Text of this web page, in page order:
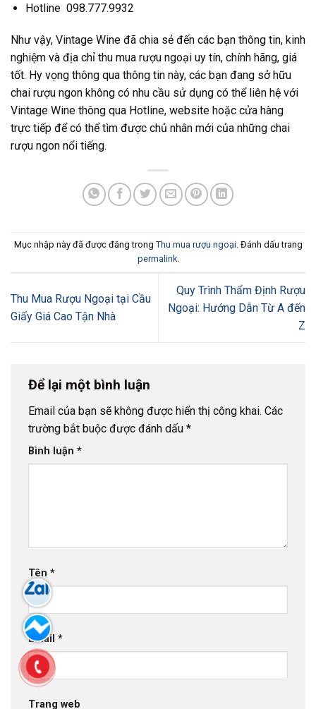
Hotline 098.777.9932
Như vậy, Vintage Wine đã chia sẻ đến các bạn thông tin, kinh
nghiệm và địa chỉ thu mua rượu ngoại uy tín, chính hãng, giá
tốt. Hy vọng thông qua thông tin này, các bạn đang sở hữu
chai rượu ngon không có nhu cầu sử dụng có thể liên hệ với
Vintage Wine thông qua Hotline, website hoặc cửa hàng
trực tiếp để có thể tìm được chủ nhân mới của những chai
rượu ngon nổi tiếng.
Mục nhập này đã được đăng trong Thu mua rượu ngoại. Đánh dấu trang
permalink.
Thu Mua Rượu Ngoại tại Cầu
Giấy Giá Cao Tận Nhà
Quy Trình Thẩm Định Rượu
Ngoại: Hướng Dẫn Từ A đến
Z
Để lại một bình luận
Email của bạn sẽ không được hiển thị công khai. Các
trường bắt buộc được đánh dấu *
Bình luận *
Tên *
Email *
Trang web